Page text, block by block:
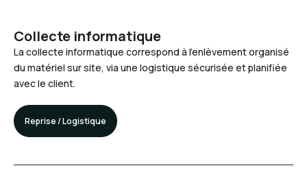
Collecte informatique
La collecte informatique correspond à l’enlèvement organisé
du matériel sur site, via une logistique sécurisée et planifiée
avec le client.
Reprise / Logistique